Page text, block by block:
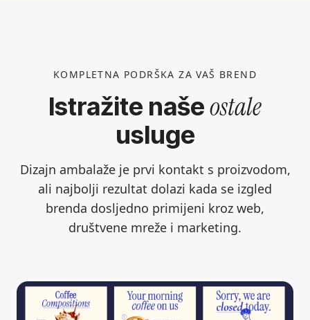
KOMPLETNA PODRŠKA ZA VAŠ BREND
Istražite našeostale
usluge
Dizajn ambalaže je prvi kontakt s proizvodom,
ali najbolji rezultat dolazi kada se izgled
brenda dosljedno primijeni kroz web,
društvene mreže i marketing.